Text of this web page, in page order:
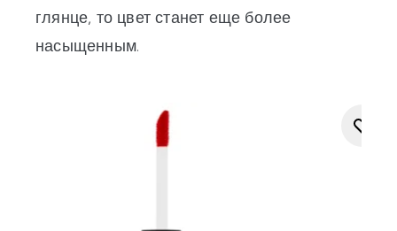
глянце, то цвет станет еще более
насыщенным.